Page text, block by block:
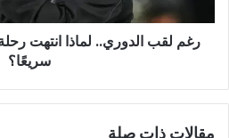
رغم لقب الدوري.. لماذا انتهت
سريعًا؟
مقالات ذات صلة